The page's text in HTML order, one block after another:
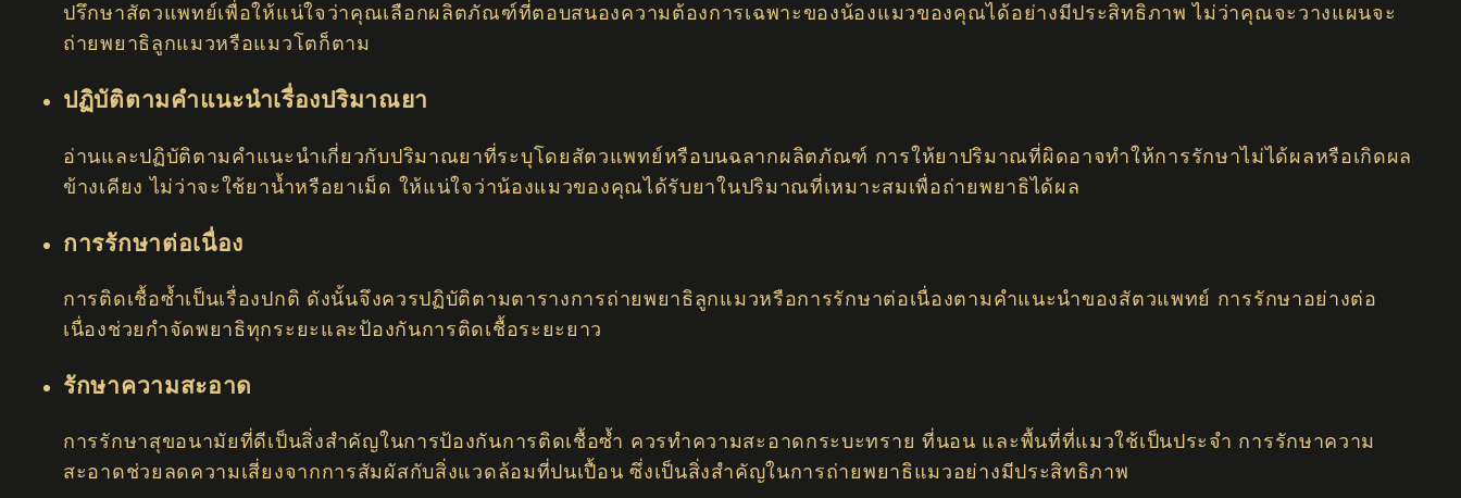
ปรึกษาสัตวแพทย์เพื่อให้แน่ใจว่าคุณเลือกผลิตภัณฑ์ที่ตอบสนองความต้องการเฉพาะของน้องแมวของคุณได้อย่างมีประสิทธิภาพ ไม่ว่าคุณจะวางแผนจะ
ถ่ายพยาธิลูกแมวหรือแมวโตก็ตาม
ปฏิบัติตามคำแนะนำเรื่องปริมาณยา
อ่านและปฏิบัติตามคำแนะนำเกี่ยวกับปริมาณยาที่ระบุโดยสัตวแพทย์หรือบนฉลากผลิตภัณฑ์ การให้ยาปริมาณที่ผิดอาจทำให้การรักษาไม่ได้ผลหรือเกิดผล
ข้างเคียง ไม่ว่าจะใช้ยาน้ำหรือยาเม็ด ให้แน่ใจว่าน้องแมวของคุณได้รับยาในปริมาณที่เหมาะสมเพื่อถ่ายพยาธิได้ผล
การรักษาต่อเนื่อง
การติดเชื้อซ้ำเป็นเรื่องปกติ ดังนั้นจึงควรปฏิบัติตามตารางการถ่ายพยาธิลูกแมวหรือการรักษาต่อเนื่องตามคำแนะนำของสัตวแพทย์ การรักษาอย่างต่อ
เนื่องช่วยกำจัดพยาธิทุกระยะและป้องกันการติดเชื้อระยะยาว
รักษาความสะอาด
การรักษาสุขอนามัยที่ดีเป็นสิ่งสำคัญในการป้องกันการติดเชื้อซ้ำ ควรทำความสะอาดกระบะทราย ที่นอน และพื้นที่ที่แมวใช้เป็นประจำ การรักษาความ
สะอาดช่วยลดความเสี่ยงจากการสัมผัสกับสิ่งแวดล้อมที่ปนเปื้อน ซึ่งเป็นสิ่งสำคัญในการถ่ายพยาธิแมวอย่างมีประสิทธิภาพ